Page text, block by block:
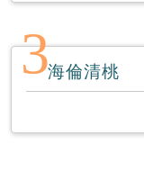
3海倫清桃